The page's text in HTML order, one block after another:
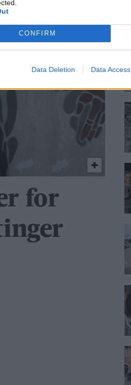
CONFIRM
Data Deletion Data Access
for